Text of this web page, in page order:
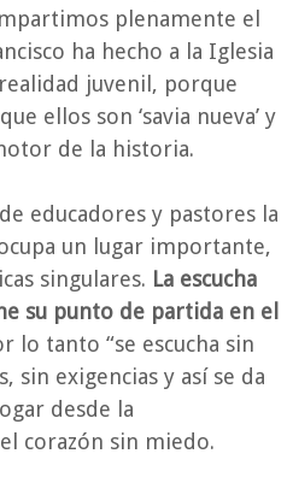
plenamente el
ha hecho a la Iglesia
juvenil, porque
ellos son ‘savia nueva’ y
de la historia.
educadores y pastores la
un lugar importante,
singulares. La escucha
su punto de partida en el
lo tanto “se escucha sin
sin exigencias y así se da
desde la
corazón sin miedo.